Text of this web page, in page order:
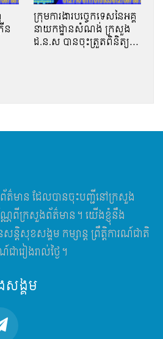
ន
ក្រុមការងារបច្ចេកទេសនៃអគ្គ
នាយកដ្ឋានសំណង់ ក្រសួង
ដ.ន.ស បានចុះត្រួតពិនិត្យ…
ព័ត៌មាន ដែលបានចុះបញ្ជីនៅក្រសួង
ណ្ណពីក្រសួងព័ត៌មាន។ យើងខ្ញុំនឹង
ន្តិសុខសង្គម កម្សាន្ត ព្រឹត្តិការណ៍ជាតិ
ជារៀងរាល់ថ្ងៃ។
ង្គម